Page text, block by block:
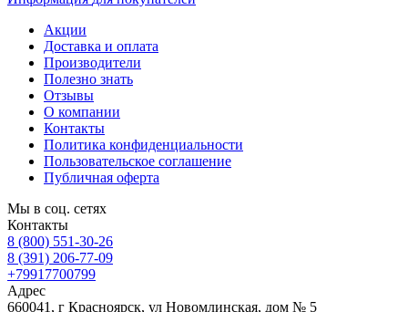
Акции
Доставка и оплата
Производители
Полезно знать
Отзывы
О компании
Контакты
Политика конфиденциальности
Пользовательское соглашение
Публичная оферта
Мы в соц. сетях
Контакты
8 (800) 551-30-26
8 (391) 206-77-09
+79917700799
Адрес
660041, г Красноярск, ул Новомлинская, дом № 5